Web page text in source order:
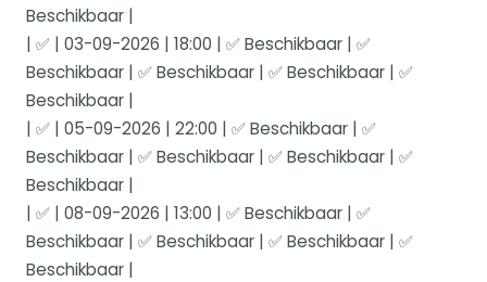
Beschikbaar |
| ✅ | 03-09-2026 | 18:00 | ✅ Beschikbaar | ✅
Beschikbaar | ✅ Beschikbaar | ✅ Beschikbaar | ✅
Beschikbaar |
| ✅ | 05-09-2026 | 22:00 | ✅ Beschikbaar | ✅
Beschikbaar | ✅ Beschikbaar | ✅ Beschikbaar | ✅
Beschikbaar |
| ✅ | 08-09-2026 | 13:00 | ✅ Beschikbaar | ✅
Beschikbaar | ✅ Beschikbaar | ✅ Beschikbaar | ✅
Beschikbaar |